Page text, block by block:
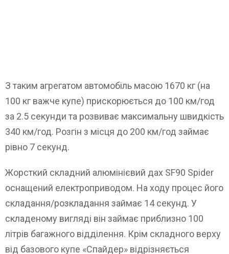
З таким агрегатом автомобіль масою 1670 кг (на
100 кг важче купе) прискорюється до 100 км/год
за 2.5 секунди та розвиває максимальну швидкість
340 км/год. Розгін з місця до 200 км/год займає
рівно 7 секунд.
Жорсткий складний алюмінієвий дах SF90 Spider
оснащений електроприводом. На ходу процес його
складання/розкладання займає 14 секунд. У
складеному вигляді він займає приблизно 100
літрів багажного відділення. Крім складного верху
від базового купе «Спайдер» відрізняється